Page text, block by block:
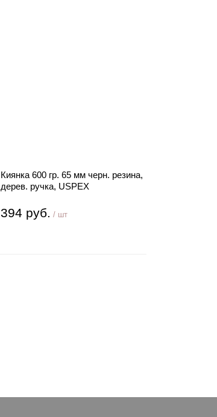
Киянка 600 гр. 65 мм черн. резина,
дерев. ручка, USPEX
394 руб. / шт